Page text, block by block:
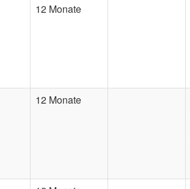
12 Monate
12 Monate